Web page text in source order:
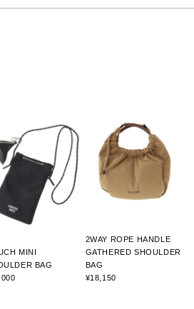
MINI
BAG
2WAY ROPE HANDLE
GATHERED SHOULDER
BAG
¥18,150